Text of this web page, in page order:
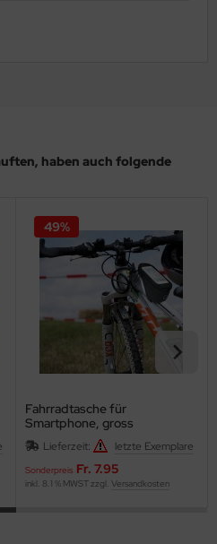
haben auch folgende
Fahrradtasche für
Smartphone, gross
Lieferzeit: letzte Exemplare
Sonderpreis Fr. 7.95
49%
inkl. 8.1 % MWST zzgl. Versandkosten